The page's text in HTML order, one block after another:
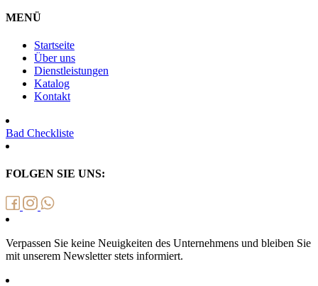
MENÜ
Startseite
Über uns
Dienstleistungen
Katalog
Kontakt
Bad Checkliste
FOLGEN SIE UNS:
Verpassen Sie keine Neuigkeiten des Unternehmens und bleiben Sie
mit unserem Newsletter stets informiert.